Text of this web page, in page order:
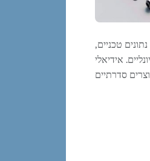
טכניים,
אידיאלי